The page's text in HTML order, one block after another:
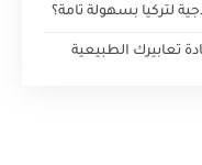
لتركيا بسهولة تامة؟
تعابيرك الطبيعية